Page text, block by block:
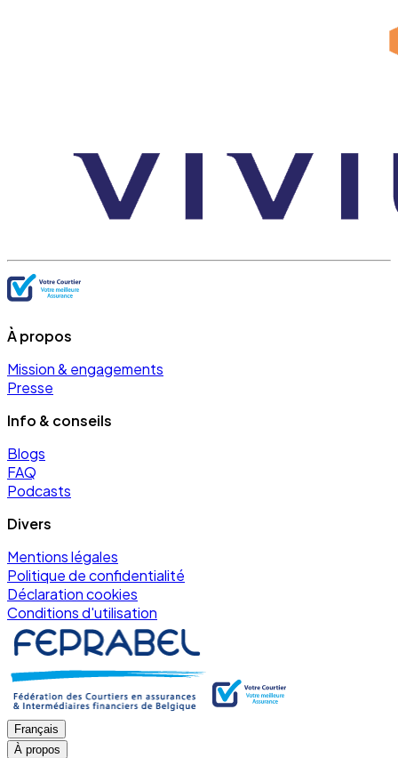
À propos
Mission & engagements
Presse
Info & conseils
Blogs
FAQ
Podcasts
Divers
Mentions légales
Politique de confidentialité
Déclaration cookies
Conditions d'utilisation
Français
À propos